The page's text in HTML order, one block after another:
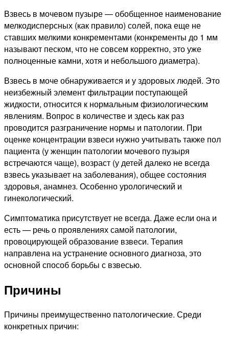
Взвесь в мочевом пузыре — обобщенное наименование
мелкодисперсных (как правило) солей, пока еще не
ставших мелкими конкрементами (конкременты до 1 мм
называют песком, что не совсем корректно, это уже
полноценные камни, хотя и небольшого диаметра).
Взвесь в моче обнаруживается и у здоровых людей. Это
неизбежный элемент фильтрации поступающей
жидкости, относится к нормальным физиологическим
явлениям. Вопрос в количестве и здесь как раз
проводится разграничение нормы и патологии. При
оценке концентрации взвеси нужно учитывать также пол
пациента (у женщин патологии мочевого пузыря
встречаются чаще), возраст (у детей далеко не всегда
взвесь указывает на заболевания), общее состояния
здоровья, анамнез. Особенно урологический и
гинекологический.
Симптоматика присутствует не всегда. Даже если она и
есть — речь о проявлениях самой патологии,
провоцирующей образование взвеси. Терапия
направлена на устранение основного диагноза, это
основной способ борьбы с взвесью.
Причины
Причины преимущественно патологические. Среди
конкретных причин: